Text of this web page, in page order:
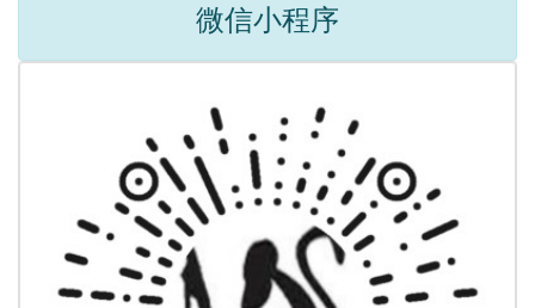
微信小程序